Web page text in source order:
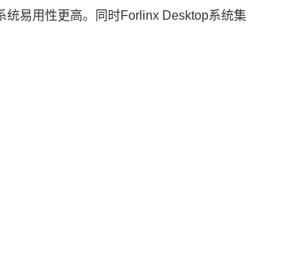
易用性更高。同时Forlinx Desktop系统集